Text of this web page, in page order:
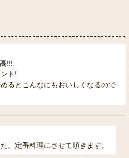
!!!
ト!
るとこんなにもおいしくなるので
。定番料理にさせて頂きます。